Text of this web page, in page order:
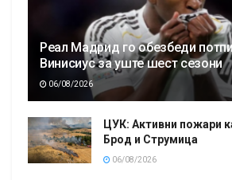
Реал Мадрид го обезбеди
Винисиус за уште шест сезони
06/08/2026
ЦУК: Активни пожари
Брод и Струмица
06/08/2026